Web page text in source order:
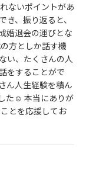
ないポイントがあ
、振り返ると、
婚退会の運びとな
方としか話す機
い、たくさんの人
をすることがで
ん人生経験を積ん
た☺️ 本当にありが
とを応援してお